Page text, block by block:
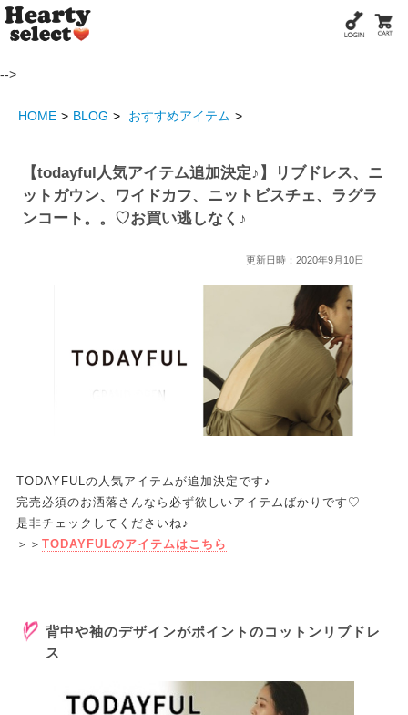
-->
HOME BLOG おすすめアイテム
【todayful人気アイテム追加決定♪】リブドレス、ニ
ットガウン、ワイドカフ、ニットビスチェ、ラグラ
ンコート。。♡お買い逃しなく♪
更新日時：2020年9月10日
TODAYFULの人気アイテムが追加決定です♪
完売必須のお洒落さんなら必ず欲しいアイテムばかりです♡
是非チェックしてくださいね♪
＞＞ TODAYFULのアイテムはこちら
背中や袖のデザインがポイントのコットンリブドレ
ス